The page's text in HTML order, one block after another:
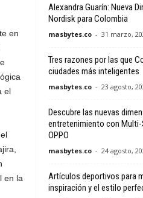
en
el
en la
Alexandra Guarín: Nueva
Nordisk para Colombia
masbytes.co - 31 marzo,
Tres razones por las que
ciudades más inteligentes
masbytes.co - 23 agosto,
Descubre las nuevas
entretenimiento con Multi-
OPPO
masbytes.co - 24 agosto,
Artículos deportivos para
inspiración y el estilo